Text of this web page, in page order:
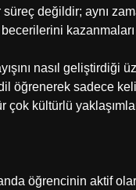
değildir; aynı
kazanmaları
nasıl geliştirdiği
öğrenerek sadece
kültürlü
öğrencinin aktif